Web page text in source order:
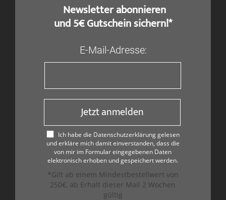
​ Newsletter abonnieren
und 5€ Gutschein sichern!*
E-Mail-Adresse:
Jetzt anmelden
Ich habe die Datenschutzerklärung gelesen
und erkläre mich damit einverstanden, dass die
von mir im Formular eingegebenen Daten
elektronisch erhoben und gespeichert werden.
*Gilt ab einem Mindestbestellwert von
250€, ab Erhalt dieser Mail 2 Wochen
gültig